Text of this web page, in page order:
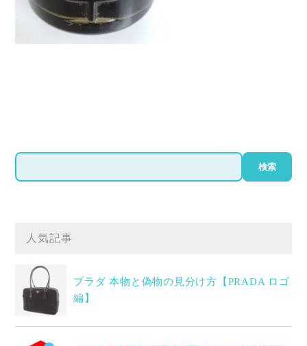
検
索
検索
人気記事
プラダ 本物と偽物の見分け方【PRADA ロゴ
編】